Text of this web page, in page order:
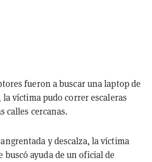
fueron a buscar una laptop de
víctima pudo correr escaleras
calles cercanas.
y descalza, la víctima
ayuda de un oficial de